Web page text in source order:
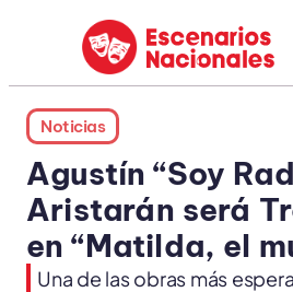
Noticias
Agustín “Soy
Aristarán será
en “Matilda, el
Una de las obras más